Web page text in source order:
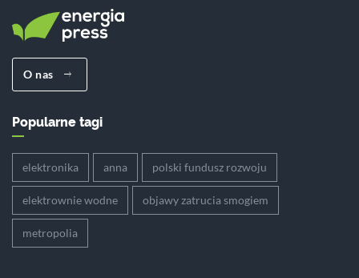
O nas
Popularne tagi
elektronika anna polski fundusz rozwoju
elektrownie wodne objawy zatrucia smogiem
metropolia